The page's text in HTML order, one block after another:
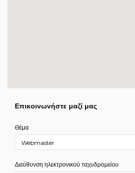
Επικοινωνήστε μαζί μας
Θέμα
Διεύθυνση ηλεκτρονικού ταχυδρομείου